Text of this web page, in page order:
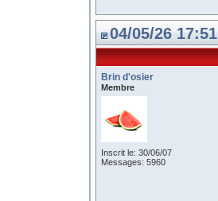
04/05/26 17:51
Brin d'osier
Membre
Inscrit le: 30/06/07
Messages: 5960